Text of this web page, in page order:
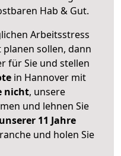
Hab & Gut.
Arbeitsstress
planen sollen, dann
für Sie und stellen
in Hannover mit
nicht, unsere
und lehnen Sie
11 Jahre
und holen Sie